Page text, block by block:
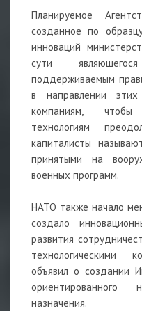
Планируемое
созданное по
инноваций
сути
поддерживаемым
в направлении
компаниям,
технологиям
капиталисты
принятыми на
военных программ.
НАТО также начало
создало
развития
технологическими
объявил о создании
ориентированного
назначения.